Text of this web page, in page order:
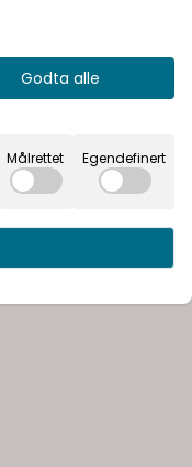
Godta alle
Målrettet Egendefinert